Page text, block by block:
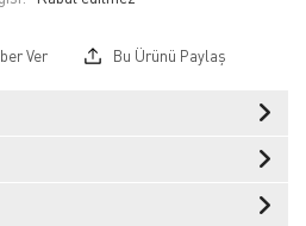
Ver Bu Ürünü Paylaş